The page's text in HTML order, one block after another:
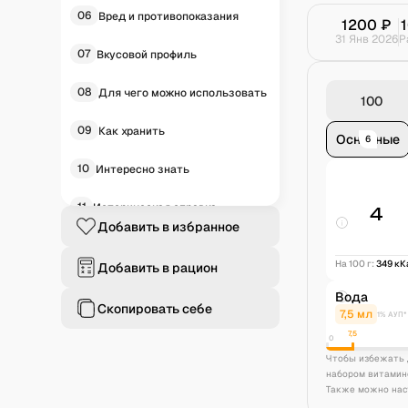
06 Вред и противопоказания
07 Вкусовой профиль
08 Для чего можно использовать
09 Как хранить
10 Интересно знать
11 Историческая справка
Добавить в избранное
Добавить в рацион
Скопировать себе
1200 ₽
31 Янв 2026
Основные
6
4
На 100 г: 349
Вода
7,5 мл 1% АУП*
0 7,5
Чтобы избежать
набором
Также можно